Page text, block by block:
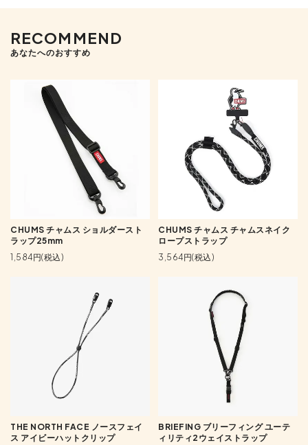
RECOMMEND
あなたへのおすすめ
CHUMS チャムス ショルダースト
ラップ25mm
1,584円(税込)
CHUMS チャムス チャムスネイク
ロープストラップ
3,564円(税込)
THE NORTH FACE ノースフェイ
ス アイビーハットクリップ
BRIEFING ブリーフィング ユーテ
ィリティ2ウェイストラップ